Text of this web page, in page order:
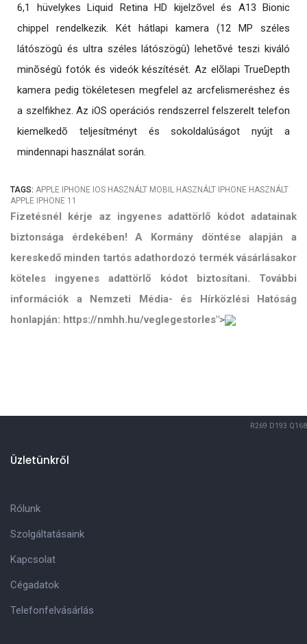
6,1 hüvelykes Liquid Retina HD kijelzõvel és A13 Bionic
chippel rendelkezik. Két hátlapi kamera (12 MP széles
látószögû és ultra széles látószögû) lehetõvé teszi kiváló
minõségû fotók és videók készítését. Az elõlapi TrueDepth
kamera pedig tökéletesen megfelel az arcfelismeréshez és
a szelfikhez. Az iOS operációs rendszerrel felszerelt telefon
kiemelkedõ teljesítményt és sokoldalúságot nyújt a
mindennapi használat során.
TAGS: APPLE IPHONE IOS HASZNÁLT MOBIL HASZNÁLT IPHONE HASZNÁLT
APPLE IPHONE 11
Fizetésnél kérje az ingyenes adattörlő kódot adatainak
biztonsága érdekében! A Kormány döntése alapján a
kereskedő minden tartós adathordozó termék vásárlásakor
köteles ingyenes adattörlő kódot biztosítani. További
információk a Nemzeti Média- és Hírközlési Hatóság
honlapján: https://nmhh.hu/veglegestorles">
R269 D193 Q168
Üzletünkről
Rólunk
Szolgáltatásaink
Kapcsolat
Cégadatok
Telefonfelvásárlás